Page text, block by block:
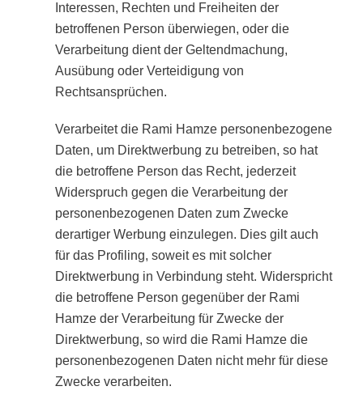
Interessen, Rechten und Freiheiten der
betroffenen Person überwiegen, oder die
Verarbeitung dient der Geltendmachung,
Ausübung oder Verteidigung von
Rechtsansprüchen.
Verarbeitet die Rami Hamze personenbezogene
Daten, um Direktwerbung zu betreiben, so hat
die betroffene Person das Recht, jederzeit
Widerspruch gegen die Verarbeitung der
personenbezogenen Daten zum Zwecke
derartiger Werbung einzulegen. Dies gilt auch
für das Profiling, soweit es mit solcher
Direktwerbung in Verbindung steht. Widerspricht
die betroffene Person gegenüber der Rami
Hamze der Verarbeitung für Zwecke der
Direktwerbung, so wird die Rami Hamze die
personenbezogenen Daten nicht mehr für diese
Zwecke verarbeiten.